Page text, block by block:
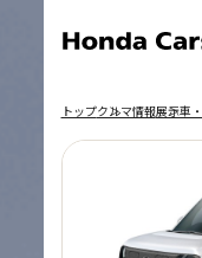
トップクルマ情報展示車